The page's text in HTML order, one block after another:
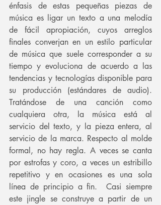
énfasis de estas pequeñas piezas de
música es ligar un texto a una melodía
de fácil apropiación, cuyos arreglos
finales converjan en un estilo particular
de música que suele corresponder a su
tiempo y evoluciona de acuerdo a las
tendencias y tecnologías disponible para
su producción (estándares de audio).
Tratándose de una canción como
cualquiera otra, la música está al
servicio del texto, y la pieza entera, al
servicio de la marca. Respecto al molde
formal, no hay regla. A veces se canta
por estrofas y coro, a veces un estribillo
repetitivo y en ocasiones es una sola
línea de principio a fin.  Casi siempre
este jingle se construye a partir de un